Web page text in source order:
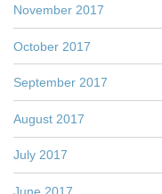
November 2017
October 2017
September 2017
August 2017
July 2017